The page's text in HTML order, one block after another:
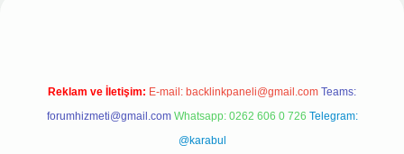
Reklam ve İletişim: E-mail: backlinkpaneli@gmail.com Teams:
forumhizmeti@gmail.com Whatsapp: 0262 606 0 726 Telegram:
@karabul